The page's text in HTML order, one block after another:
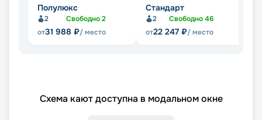
Полулюкс
2 Свободно2
от31 988 ₽/ место
Стандарт
2 Свободно46
от22 247 ₽/ место
Схема кают доступна в модальном окне